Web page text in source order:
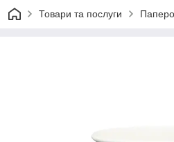
Товари та послуги